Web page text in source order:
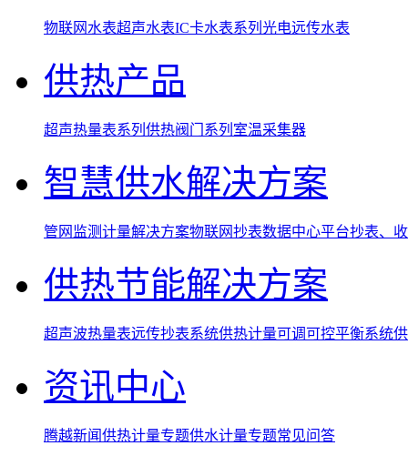
物联网水表超声水表IC卡水表系列 光电远传水表
供热产品
超声热量表系列 供热阀门系列 室温采集器
智慧供水解决方案
管网监测计量解决方案物联网抄表数据中心平台抄表、
供热节能解决方案
超声波热量表远传抄表系统供热计量可调可控平衡系统
资讯中心
腾越新闻供热计量专题供水计量专题常见问答